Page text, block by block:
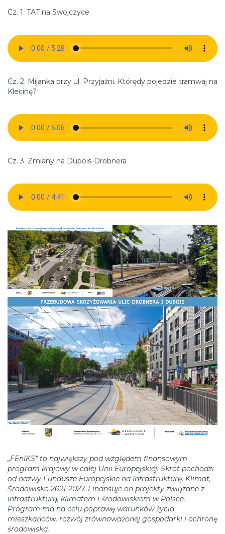
Cz. 1. TAT na Swojczyce
Cz. 2. Mijanka przy ul. Przyjaźni. Którędy pojedzie tramwaj na
Klecinę?
Cz. 3. Zmiany na Dubois-Drobnera
„FEnIKS” to największy pod względem finansowym
program krajowy w całej Unii Europejskiej. Skrót pochodzi
od nazwy Fundusze Europejskie na Infrastrukturę, Klimat,
Środowisko 2021-2027. Finansuje on projekty związane z
infrastrukturą, klimatem i środowiskiem w Polsce.
Program ma na celu poprawę warunków życia
mieszkańców, rozwój zrównoważonej gospodarki i ochronę
środowiska.